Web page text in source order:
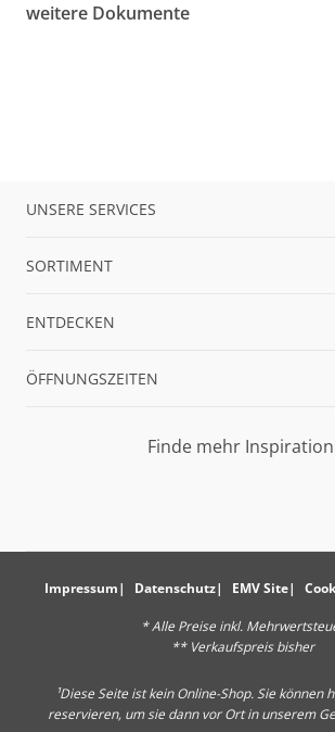
weitere Dokumente
UNSERE SERVICES
SORTIMENT
ENTDECKEN
ÖFFNUNGSZEITEN
Finde mehr
Impressum Datenschutz EMV Site
* Alle Preise inkl.
** Verkaufspreis bisher
¹Diese Seite ist kein Online-Shop. Sie können
reservieren, um sie dann vor Ort in unserem